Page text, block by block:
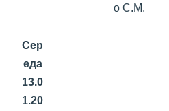
о С.М.
Сер
еда
13.0
1.20